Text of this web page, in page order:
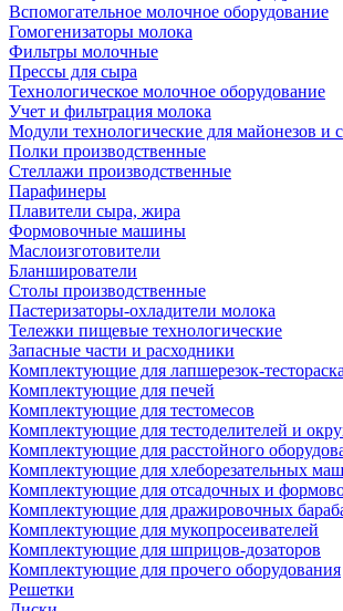
Вспомогательное молочное оборудование
Гомогенизаторы молока
Фильтры молочные
Прессы для сыра
Технологическое молочное оборудование
Учет и фильтрация молока
Модули технологические для майонезов и
Полки производственные
Стеллажи производственные
Парафинеры
Плавители сыра, жира
Формовочные машины
Маслоизготовители
Бланширователи
Столы производственные
Пастеризаторы-охладители молока
Тележки пищевые технологические
Запасные части и расходники
Комплектующие для лапшерезок-
Комплектующие для печей
Комплектующие для тестомесов
Комплектующие для тестоделителей и
Комплектующие для расстойного
Комплектующие для хлеборезательных
Комплектующие для отсадочных и
Комплектующие для дражировочных
Комплектующие для мукопросеивателей
Комплектующие для шприцов-дозаторов
Комплектующие для прочего оборудования
Решетки